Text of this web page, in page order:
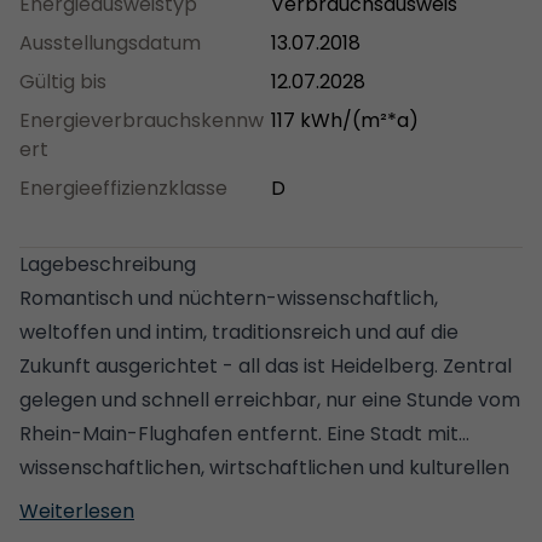
Ausstellungsdatum
13.07.2018
Gültig bis
12.07.2028
Energieverbrauchskennw
ert
117 kWh/(m²*a)
Energieeffizienzklasse D
Lagebeschreibung
Romantisch und nüchtern-wissenschaftlich,
weltoffen und intim, traditionsreich und auf die
Zukunft ausgerichtet - all das ist Heidelberg. Zentral
gelegen und schnell erreichbar, nur eine Stunde vom
Rhein-Main-Flughafen entfernt. Eine Stadt mit
wissenschaftlichen, wirtschaftlichen und kulturellen
Einrichtungen von internationaler Spitzengeltung. Als
Weiterlesen